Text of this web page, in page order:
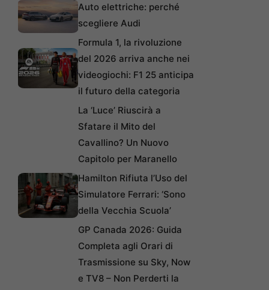
Auto elettriche: perché
scegliere Audi
Formula 1, la rivoluzione
del 2026 arriva anche nei
videogiochi: F1 25 anticipa
il futuro della categoria
La ‘Luce’ Riuscirà a
Sfatare il Mito del
Cavallino? Un Nuovo
Capitolo per Maranello
Hamilton Rifiuta l’Uso del
Simulatore Ferrari: ‘Sono
della Vecchia Scuola’
GP Canada 2026: Guida
Completa agli Orari di
Trasmissione su Sky, Now
e TV8 – Non Perderti la